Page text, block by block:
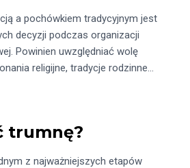
a pochówkiem tradycyjnym jest
decyzji podczas organizacji
Powinien uwzględniać wolę
religijne, tradycje rodzinne…
trumnę?
z najważniejszych etapów